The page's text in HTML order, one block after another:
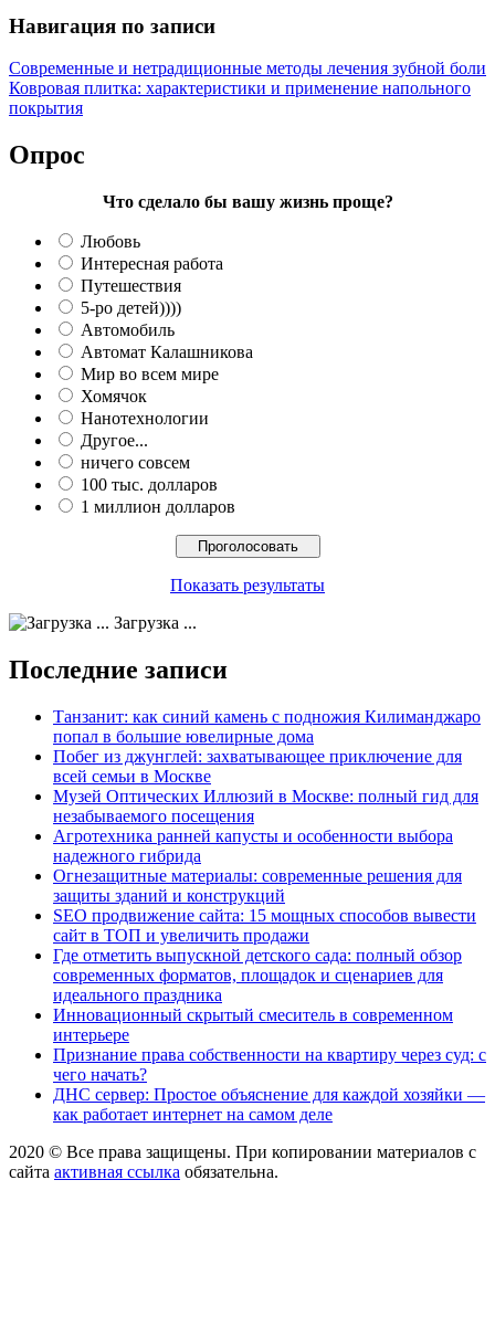
Навигация по записи
Современные и нетрадиционные методы лечения зубной боли
Ковровая плитка: характеристики и применение напольного
покрытия
Опрос
Что сделало бы вашу жизнь проще?
Любовь
Интересная работа
Путешествия
5-ро детей))))
Автомобиль
Автомат Калашникова
Мир во всем мире
Хомячок
Нанотехнологии
Другое...
ничего совсем
100 тыс. долларов
1 миллион долларов
Показать результаты
Загрузка ...
Последние записи
Танзанит: как синий камень с подножия Килиманджаро
попал в большие ювелирные дома
Побег из джунглей: захватывающее приключение для
всей семьи в Москве
Музей Оптических Иллюзий в Москве: полный гид для
незабываемого посещения
Агротехника ранней капусты и особенности выбора
надежного гибрида
Огнезащитные материалы: современные решения для
защиты зданий и конструкций
SEO продвижение сайта: 15 мощных способов вывести
сайт в ТОП и увеличить продажи
Где отметить выпускной детского сада: полный обзор
современных форматов, площадок и сценариев для
идеального праздника
Инновационный скрытый смеситель в современном
интерьере
Признание права собственности на квартиру через суд: с
чего начать?
ДНС сервер: Простое объяснение для каждой хозяйки —
как работает интернет на самом деле
2020 © Все права защищены. При копировании материалов с
сайта активная ссылка обязательна.